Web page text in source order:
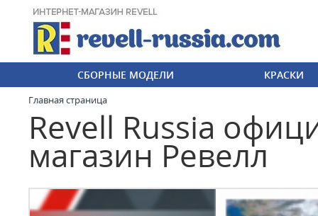
СБОРНЫЕ МОДЕЛИ КРАСКИ
Главная страница
Revell Russia
магазин Ревелл